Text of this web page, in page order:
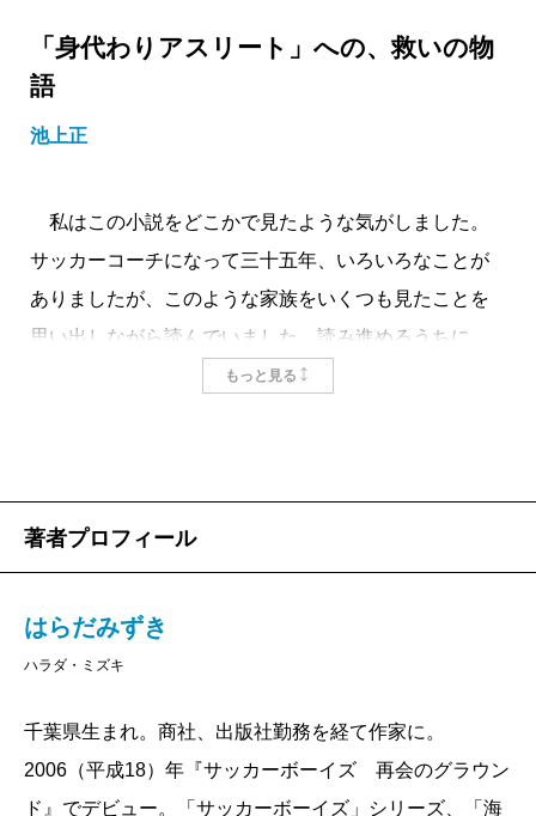
「身代わりアスリート」への、救いの物
語
池上正
私はこの小説をどこかで見たような気がしました。
サッカーコーチになって三十五年、いろいろなことが
ありましたが、このような家族をいくつも見たことを
思い出しながら読んでいました。読み進めるうちに、
書かれているシーンが私の頭の中で、そのままの光景
主人公である、父親・草野拓也の変化――同じスポ
誰しもが一度は経験したことではないかと思います。
一番危ない」という言い方をしてきました。それはま
さに、物語中で拓也が進んで行った道なのです。我が
子によくなってほしいという思いが強くなりすぎて、
もっと見る
著者プロフィール
はらだみずき
ハラダ・ミズキ
千葉県生まれ。商社、出版社勤務を経て作家に。
2006（平成18）年『サッカーボーイズ 再会のグラウン
ド』でデビュー。「サッカーボーイズ」シリーズ、「海